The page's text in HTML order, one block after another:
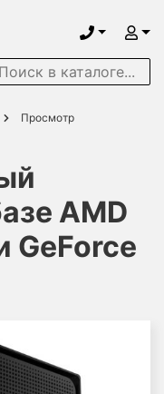
Просмотр
AMD
GeForce